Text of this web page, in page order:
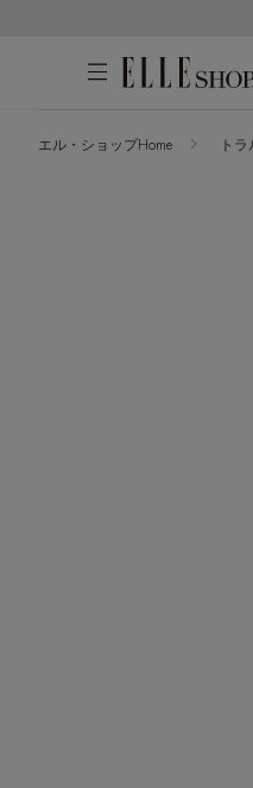
エル・ショップHome ト